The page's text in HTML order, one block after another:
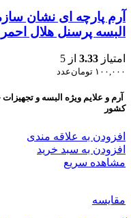
آرم پارچه ای نشان
البسه پرسنل هلال
امتیاز 3.33 از 5
۱۰۰,۰۰۰ تومانعدد
آرم و علایم ویژه البسه و
کشور
افزودن به علاقه مندی
افزودن به سبد خرید
مشاهده سریع
مقایسه